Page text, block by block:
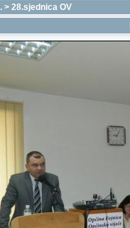
> 28.sjednica OV